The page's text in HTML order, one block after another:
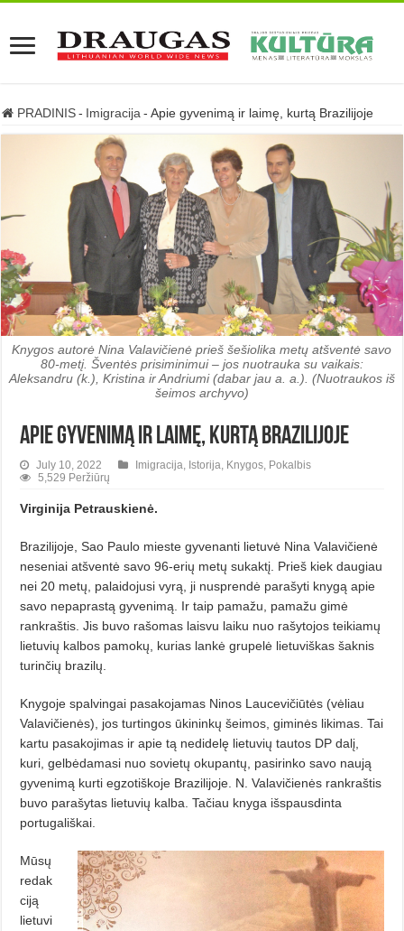
PRADINIS - Imigracija - Apie gyvenimą ir laimę, kurtą Brazilijoje
Knygos autorė Nina Valavičienė prieš šešiolika metų atšventė savo
80-metį. Šventės prisiminimui – jos nuotrauka su vaikais:
Aleksandru (k.), Kristina ir Andriumi (dabar jau a. a.). (Nuotraukos iš
šeimos archyvo)
Apie gyvenimą ir laimę, kurtą Brazilijoje
July 10, 2022 Imigracija Istorija Knygos Pokalbis
5,529 Peržiūrų
Virginija Petrauskienė.
Brazilijoje, Sao Paulo mieste gyve­nanti lietuvė Nina Valavičienė
neseniai atšventė savo 96-erių metų sukaktį. Prieš kiek daugiau
nei 20 metų, palaidojusi vyrą, ji nusprendė parašyti knygą apie
savo nepaprastą gyvenimą. Ir taip pamažu, pamažu gimė
rankraštis. Jis buvo rašomas laisvu laiku nuo rašy­tojos teikiamų
lietuvių kalbos pamokų, kurias lankė grupelė lietuviškas šaknis
turinčių brazilų.
Knygoje spalvingai pasakojamas Ninos Laucevičiūtės (vėliau
Valavičie­nės), jos turtingos ūkininkų šeimos, giminės likimas. Tai
kartu pasakojimas ir apie tą nedidelę lietuvių tautos DP dalį,
kuri, gelbėdamasi nuo sovietų okupantų, pasirinko savo naują
gyvenimą kurti egzotiškoje Brazilijoje. N. Valavičienės rankraštis
buvo parašytas lietuvių kalba. Tačiau knyga išspausdinta
portugališkai.
Mūsų
redak
ciją
lietuvi